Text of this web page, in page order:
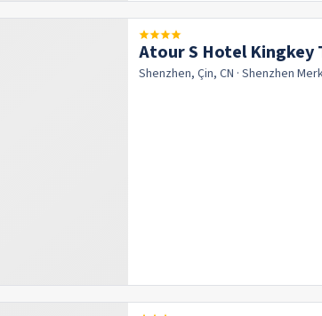
Atour S Hotel Kingkey
Shenzhen, Çin, CN · Shenzhen